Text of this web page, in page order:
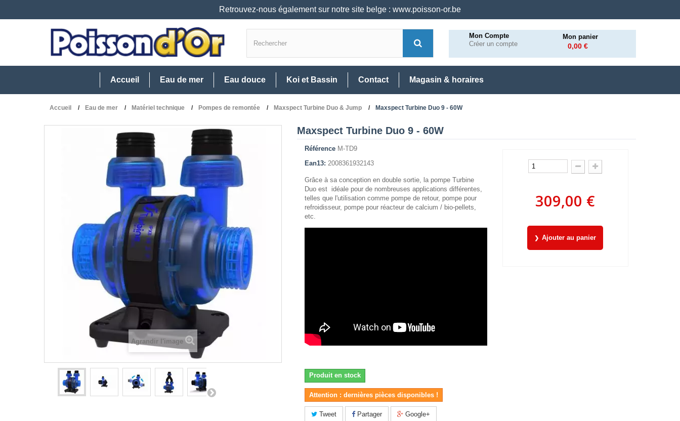
Retrouvez-nous également sur notre site belge : www.poisson-or.be
Mon Compte
Créer un compte
Mon panier
0,00 €
Accueil Eau de mer Eau douce Koi et Bassin Contact Magasin & horaires
Accueil Eau de mer Matériel technique Pompes de remontée Maxspect Turbine Duo & Jump Maxspect Turbine Duo 9 - 60W
Agrandir l'image
Maxspect Turbine Duo 9 - 60W
Référence M-TD9
Ean13: 2008361932143
Grâce à sa conception en double sortie, la pompe Turbine
Duo est idéale pour de nombreuses applications différentes,
telles que l'utilisation comme pompe de retour, pompe pour
refroidisseur, pompe pour réacteur de calcium / bio-pellets,
etc.
Produit en stock
Attention : dernières pièces disponibles !
Tweet Partager Google+
309,00 €
Ajouter au panier